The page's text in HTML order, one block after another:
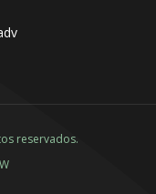
reservados.